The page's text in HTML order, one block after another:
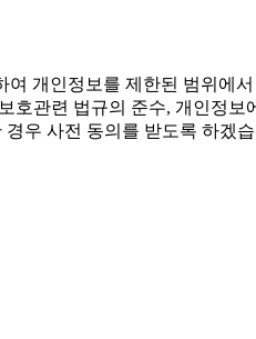
개인정보를 제한된 범위에
호관련 법규의 준수, 개인정보
우 사전 동의를 받도록 하겠